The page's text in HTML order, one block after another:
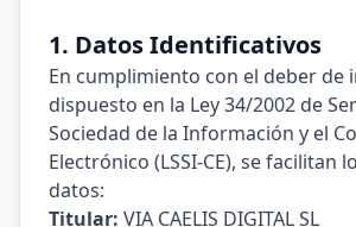
1. Datos Identificativos
En cumplimiento con el deber de
dispuesto en la Ley 34/2002 de
Sociedad de la Información y el
Electrónico (LSSI-CE), se facilitan
datos:
Titular: VIA CAELIS DIGITAL SL